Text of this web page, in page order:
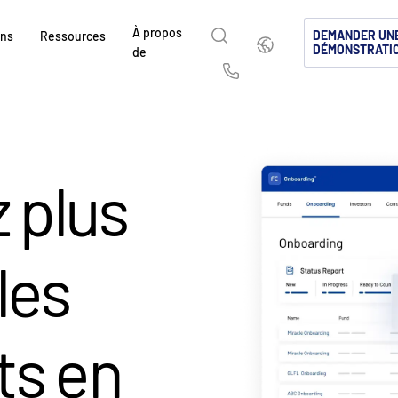
Découvrez pourquoi les entreprises des
capitaux et de l’investissement alternatif
Intralinks.
Explorez notre plateforme
conçue pour le partage de
mondiales de dealmaking, les
marchés de capitaux.
Découvrez comment partager
sécurité, pour une collaboration
Découvrez comment notre
permettent de gérer en toute
Ressources
À propos
de
Découvrez comment SS&C Intralinks
mondiaux de la finance, les opérations de
marchés de capitaux en facilitant le
d’informations pour les fusions et
levées de fonds et le reporting aux
Français
Português
Italiano
DEMANDER
plus
en